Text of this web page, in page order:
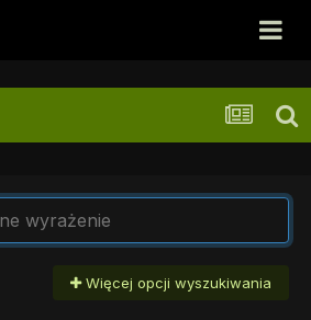
Więcej opcji wyszukiwania